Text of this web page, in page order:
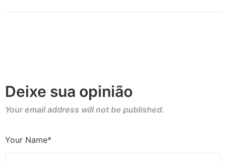
Deixe sua opinião
Your email address will not be published.
Your Name*